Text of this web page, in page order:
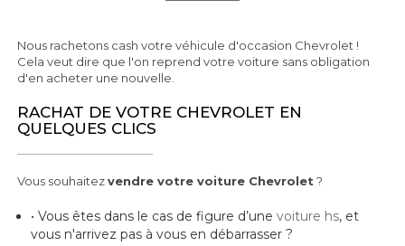
Nous rachetons cash votre véhicule d'occasion Chevrolet !
Cela veut dire que l'on reprend votre voiture sans obligation
d'en acheter une nouvelle.
RACHAT DE VOTRE CHEVROLET EN
QUELQUES CLICS
Vous souhaitezvendre votre voiture Chevrolet ?
• Vous êtes dans le cas de figure d’unevoiture hs, et
vous n'arrivez pas à vous en débarrasser ?